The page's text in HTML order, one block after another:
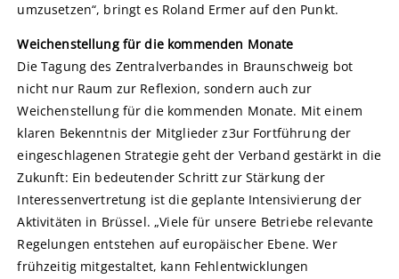
umzusetzen“, bringt es Roland Ermer auf den Punkt.
Weichenstellung für die kommenden Monate
Die Tagung des Zentralverbandes in Braunschweig bot
nicht nur Raum zur Reflexion, sondern auch zur
Weichenstellung für die kommenden Monate. Mit einem
klaren Bekenntnis der Mitglieder z3ur Fortführung der
eingeschlagenen Strategie geht der Verband gestärkt in die
Zukunft: Ein bedeutender Schritt zur Stärkung der
Interessenvertretung ist die geplante Intensivierung der
Aktivitäten in Brüssel. „Viele für unsere Betriebe relevante
Regelungen entstehen auf europäischer Ebene. Wer
frühzeitig mitgestaltet, kann Fehlentwicklungen